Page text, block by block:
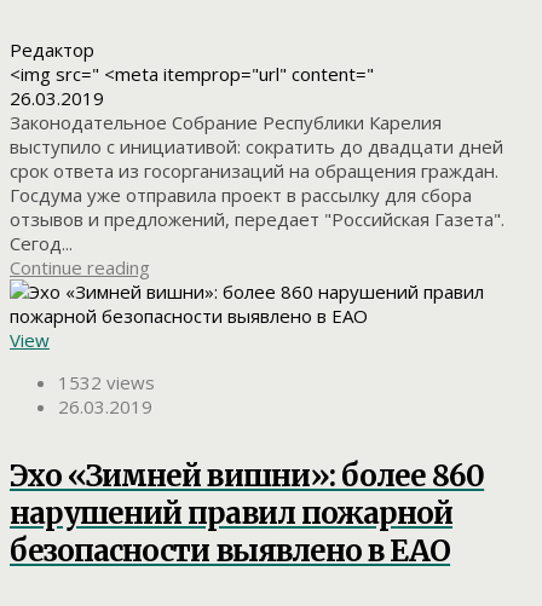
Редактор
<img src=" <meta itemprop="url" content="
26.03.2019
Законодательное Собрание Республики Карелия
выступило с инициативой: сократить до двадцати дней
срок ответа из госорганизаций на обращения граждан.
Госдума уже отправила проект в рассылку для сбора
отзывов и предложений, передает "Российская Газета".
Сегод...
Continue reading
View
1532 views
26.03.2019
Эхо «Зимней вишни»: более 860
нарушений правил пожарной
безопасности выявлено в ЕАО